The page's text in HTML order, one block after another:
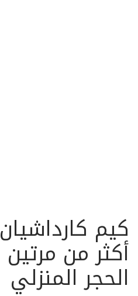
كيم
أكثر من
الحجر المنزلي